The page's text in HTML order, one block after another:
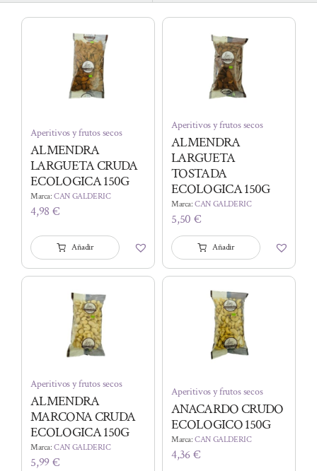
Aperitivos y frutos secos
ALMENDRA
LARGUETA CRUDA
ECOLOGICA 150G
Marca:CAN GALDERIC
4,98€
Añadir
Aperitivos y frutos secos
ALMENDRA
LARGUETA
TOSTADA
ECOLOGICA 150G
Marca:CAN GALDERIC
5,50€
Añadir
Aperitivos y frutos secos
ALMENDRA
MARCONA CRUDA
ECOLOGICA 150G
Marca:CAN GALDERIC
5,99€
Aperitivos y frutos secos
ANACARDO CRUDO
ECOLOGICO 150G
Marca:CAN GALDERIC
4,36€